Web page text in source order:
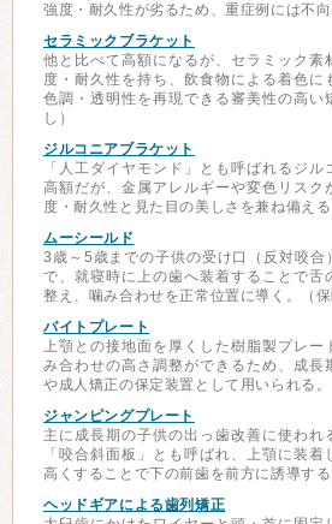
強度・耐久性が劣るため、重症例には不向
セラミックブラケット
他と比べて高額になるが、セラミック素
度・耐久性を持ち、飲食物による着色に
色調・透明性を再現できる審美性の高い
し）
ジルコニアブラケット
「人工ダイヤモンド」とも呼ばれるジ
高額だが、金属アレルギーや変色リスク
度・耐久性と見た目の美しさを兼ね備える
ムーシールド
3歳～5歳までの子供の受け口（反対咬合
で、就寝時に上の歯へ装着することで舌
整え、噛み合わせを正常位置に導く。（保
バイトプレート
上顎との接地面を厚くした樹脂製プレー
み合わせの高さ調整ができるため、成長
や成人矯正の保定装置として用いられる。
ジャンピングプレート
主に成長期の子供の出っ歯改善に使われ
「咬合斜面板」とも呼ばれ、上顎に装
高くすることで下の前歯を前方に誘導する
ヘッドギアによる歯列矯正